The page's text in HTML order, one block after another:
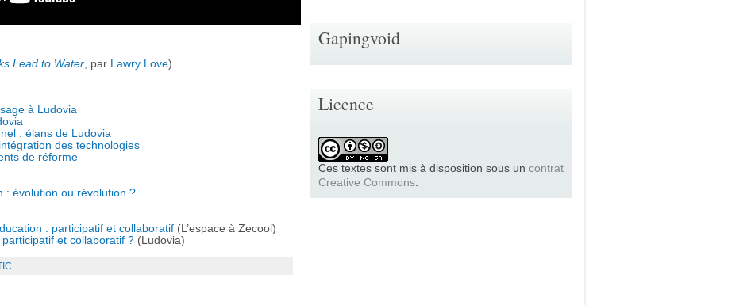
Lead to Water , par Lawry Love)
à Ludovia
: élans de Ludovia
des technologies
de réforme
: évolution ou révolution ?
: participatif et collaboratif (L’espace à Zecool)
et collaboratif ? (Ludovia)
Gapingvoid
Licence
Ces textes sont mis à disposition sous un contrat
Creative Commons.